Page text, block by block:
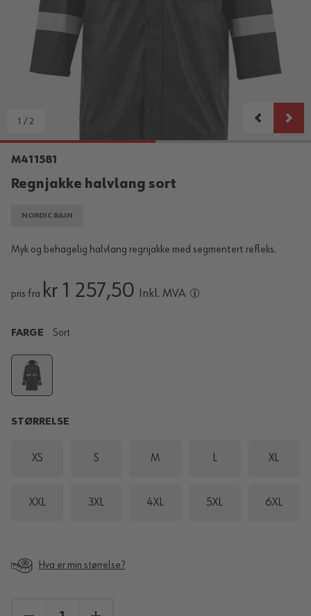
1 / 2
M411581
Regnjakke halvlang sort
NORDIC RAIN
Myk og behagelig halvlang regnjakke med segmentert refleks.
pris fra kr 1 257,50 Inkl. MVA
FARGE Sort
STØRRELSE
XS S M L XL
XXL 3XL 4XL 5XL 6XL
Hva er min størrelse?